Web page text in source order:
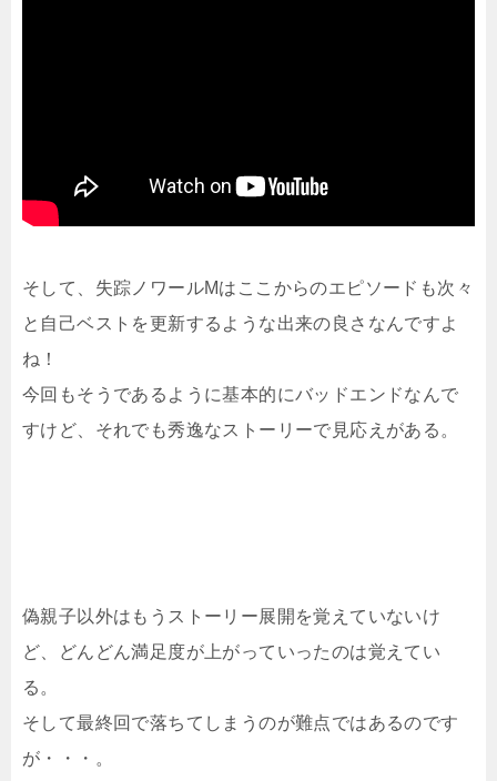
そして、失踪ノワールMはここからのエピソードも次々
と自己ベストを更新するような出来の良さなんですよ
ね！
今回もそうであるように基本的にバッドエンドなんで
すけど、それでも秀逸なストーリーで見応えがある。
偽親子以外はもうストーリー展開を覚えていないけ
ど、どんどん満足度が上がっていったのは覚えてい
る。
そして最終回で落ちてしまうのが難点ではあるのです
が・・・。